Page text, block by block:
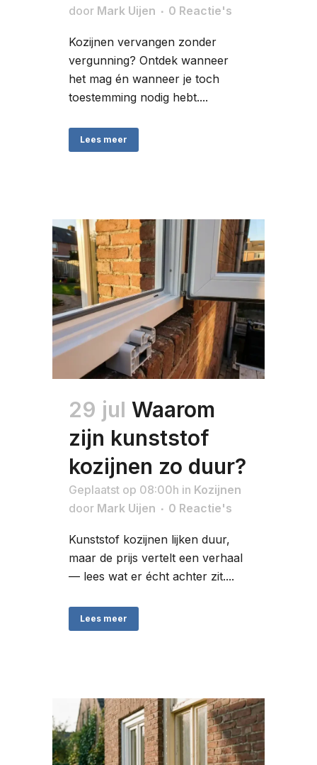
door Mark Uijen 0 Reactie's
Kozijnen vervangen zonder
vergunning? Ontdek wanneer
het mag én wanneer je toch
toestemming nodig hebt....
Lees meer
29 jul Waarom
zijn kunststof
kozijnen zo duur?
Geplaatst op 08:00h in Kozijnen
door Mark Uijen 0 Reactie's
Kunststof kozijnen lijken duur,
maar de prijs vertelt een verhaal
— lees wat er écht achter zit....
Lees meer